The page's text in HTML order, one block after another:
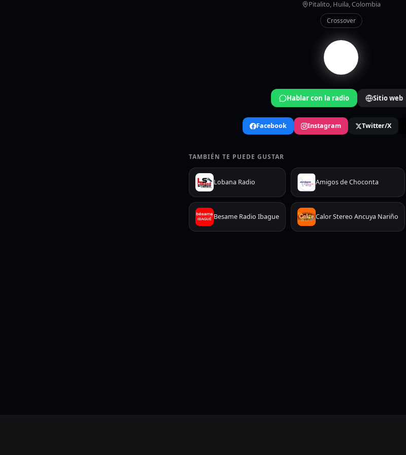
Pitalito, Huila, Colombia
Crossover
Hablar con la radio Sitio web
Facebook Instagram Twitter/X
TAMBIÉN TE PUEDE GUSTAR
Lobana Radio Amigos de Choconta
Besame Radio Ibague Calor Stereo Ancuya Nariño